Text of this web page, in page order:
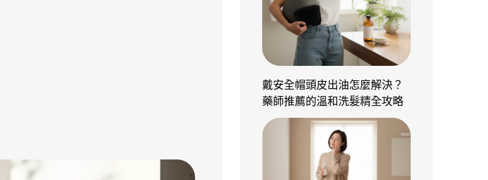
戴安全帽頭皮出油怎麼解決？
藥師推薦的溫和洗髮精全攻略